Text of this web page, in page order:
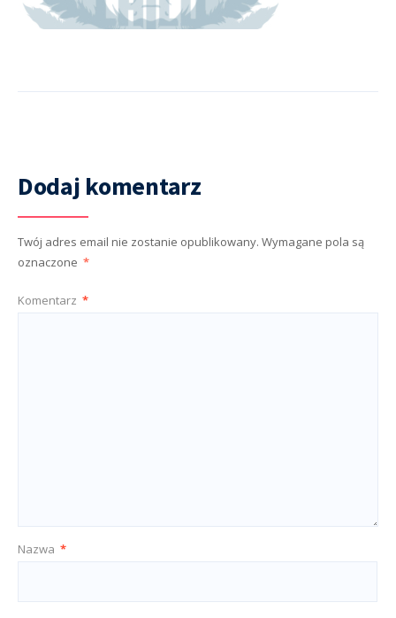
Dodaj komentarz
Twój adres email nie zostanie opublikowany. Wymagane pola są
oznaczone *
Komentarz *
Nazwa *